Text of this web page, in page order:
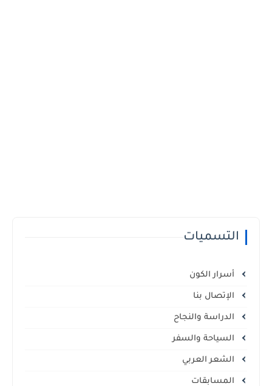
التسميات
أسرار الكون
الإتصال بنا
الدراسة والنجاح
السياحة والسفر
الشعر العربي
المسابقات